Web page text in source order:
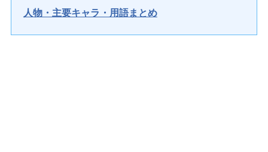
人物・主要キャラ・用語まとめ